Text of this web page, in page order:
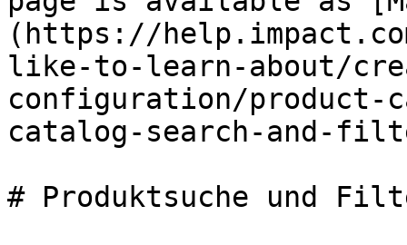
(https://
like-to-learn-about/
configuration/product-
catalog-search-and-
# Produktsuche und